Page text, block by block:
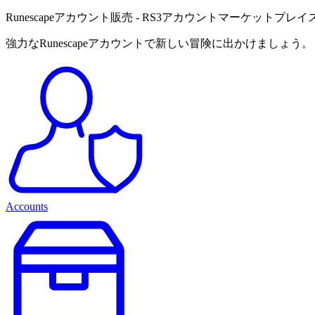
Runescapeアカウント販売 - RS3アカウントマーケットプレイ
強力なRunescapeアカウントで新しい冒険に出かけましょう。
Accounts